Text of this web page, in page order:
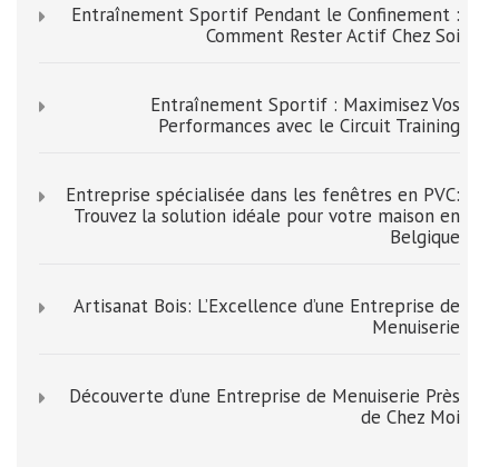
Entraînement Sportif Pendant le Confinement :
Comment Rester Actif Chez Soi
Entraînement Sportif : Maximisez Vos
Performances avec le Circuit Training
Entreprise spécialisée dans les fenêtres en PVC:
Trouvez la solution idéale pour votre maison en
Belgique
Artisanat Bois: L’Excellence d’une Entreprise de
Menuiserie
Découverte d’une Entreprise de Menuiserie Près
de Chez Moi